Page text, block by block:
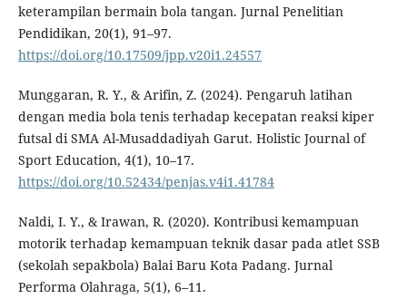
keterampilan bermain bola tangan. Jurnal Penelitian
Pendidikan, 20(1), 91–97.
https://doi.org/10.17509/jpp.v20i1.24557
Munggaran, R. Y., & Arifin, Z. (2024). Pengaruh latihan
dengan media bola tenis terhadap kecepatan reaksi kiper
futsal di SMA Al-Musaddadiyah Garut. Holistic Journal of
Sport Education, 4(1), 10–17.
https://doi.org/10.52434/penjas.v4i1.41784
Naldi, I. Y., & Irawan, R. (2020). Kontribusi kemampuan
motorik terhadap kemampuan teknik dasar pada atlet SSB
(sekolah sepakbola) Balai Baru Kota Padang. Jurnal
Performa Olahraga, 5(1), 6–11.